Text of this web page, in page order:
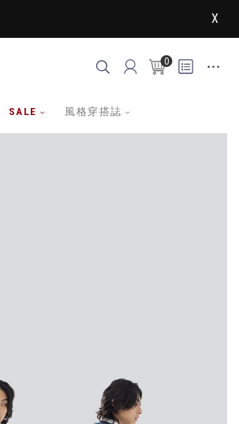
X
0
SALE 風格穿搭誌